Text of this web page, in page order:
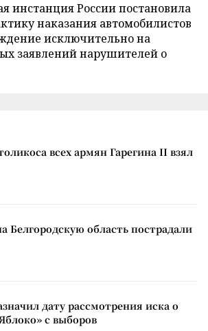
инстанция России постановила
наказания автомобилистов
исключительно на
заявлений нарушителей о
всех армян Гарегина II взял
Белгородскую область пострадали
дату рассмотрения иска о
с выборов